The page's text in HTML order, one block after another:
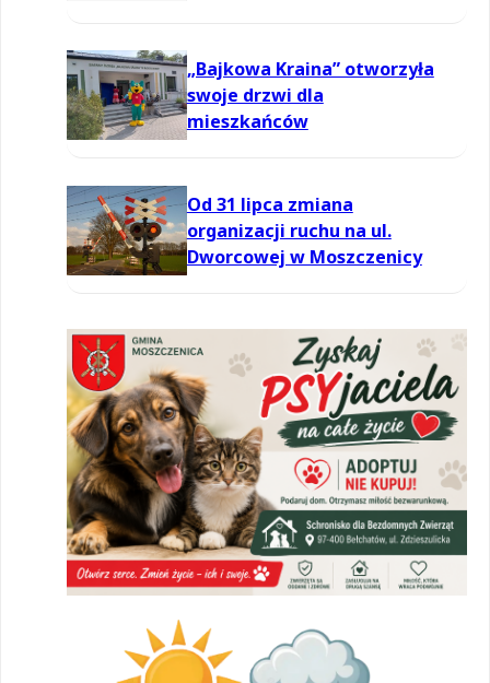
„Bajkowa Kraina” otworzyła
swoje drzwi dla
mieszkańców
Od 31 lipca zmiana
organizacji ruchu na ul.
Dworcowej w Moszczenicy